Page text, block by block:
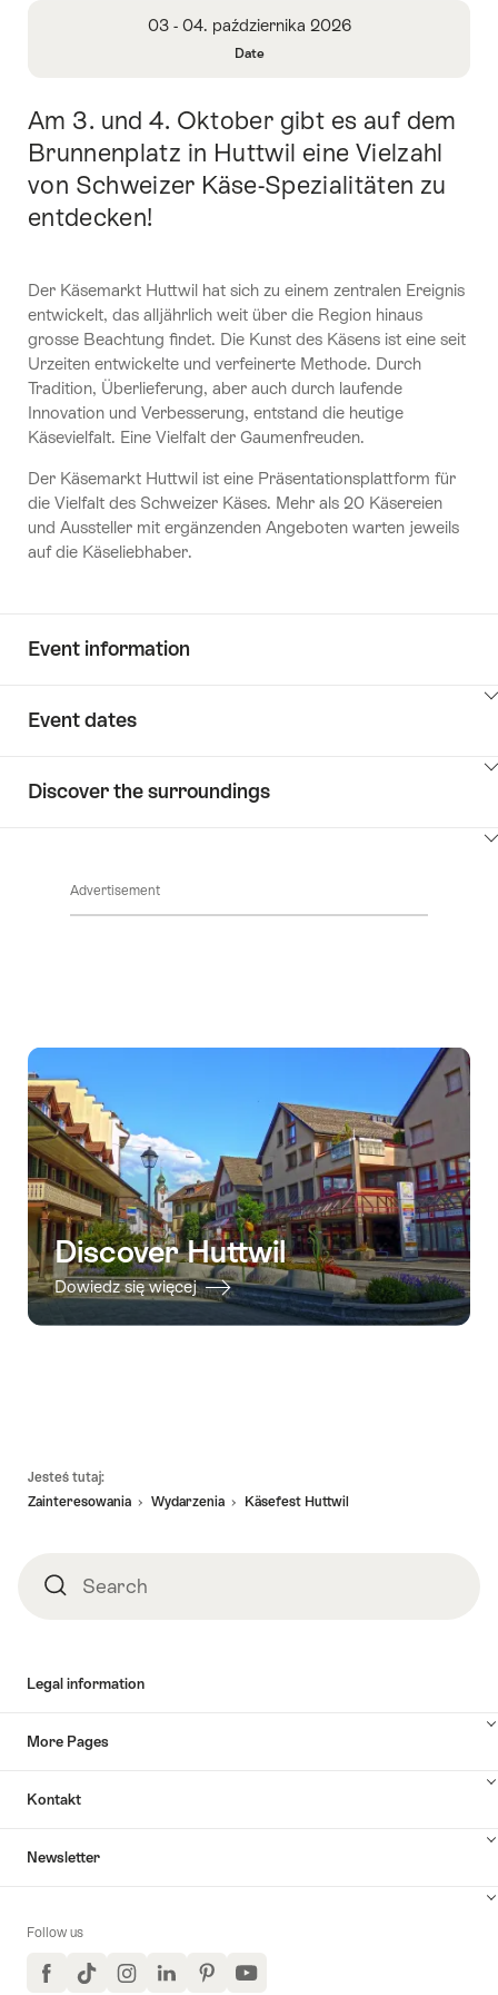
About
Date
Date
03 - 04. października 2026
Intro
Am 3. und 4. Oktober gibt es auf dem
Brunnenplatz in Huttwil eine Vielzahl
von Schweizer Käse-Spezialitäten zu
entdecken!
Der Käsemarkt Huttwil hat sich zu einem zentralen Ereignis
entwickelt, das alljährlich weit über die Region hinaus
grosse Beachtung findet. Die Kunst des Käsens ist eine seit
Urzeiten entwickelte und verfeinerte Methode. Durch
Tradition, Überlieferung, aber auch durch laufende
Innovation und Verbesserung, entstand die heutige
Käsevielfalt. Eine Vielfalt der Gaumenfreuden.
Der Käsemarkt Huttwil ist eine Präsentationsplattform für
die Vielfalt des Schweizer Käses. Mehr als 20 Käsereien
und Aussteller mit ergänzenden Angeboten warten jeweils
auf die Käseliebhaber.
Event information
Event dates
Discover the surroundings
Advertisement
Discover Huttwil
Dowiedz się więcej
Jesteś tutaj:
Zainteresowania
Wydarzenia Käsefest Huttwil
SearchSearch
Legal information
More Pages
Kontakt
Newsletter
Follow us
FacebookTikTokInstagramLinkedInPinterestYouTube